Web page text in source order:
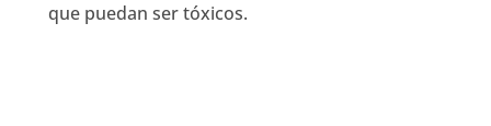
que puedan ser tóxicos.